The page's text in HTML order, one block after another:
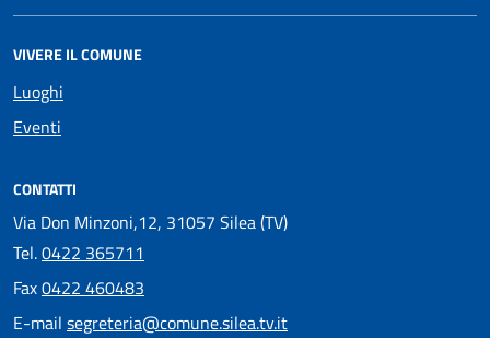
VIVERE IL COMUNE
Luoghi
Eventi
CONTATTI
Via Don Minzoni,12, 31057 Silea (TV)
Tel.0422 365711
Fax0422 460483
E-mail segreteria@comune.silea.tv.it